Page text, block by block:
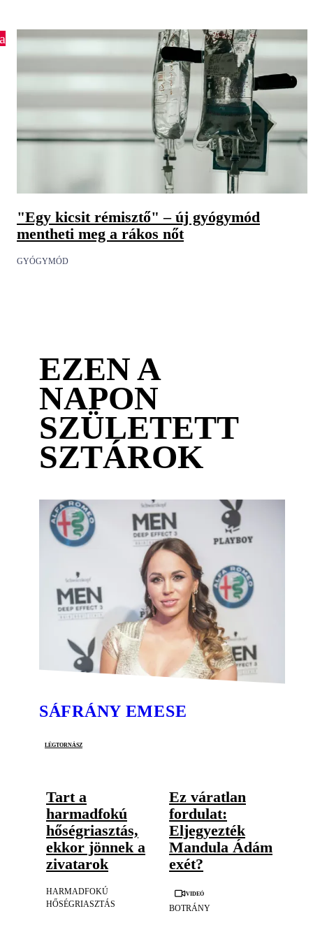
"Egy kicsit rémisztő" – új gyógymód
mentheti meg a rákos nőt
GYÓGYMÓD
EZEN A
NAPON
SZÜLETETT
SZTÁROK
SÁFRÁNY EMESE
légtornász
Tart a
harmadfokú
hőségriasztás,
ekkor jönnek a
zivatarok
HARMADFOKÚ
HŐSÉGRIASZTÁS
Ez váratlan
fordulat:
Eljegyezték
Mandula Ádám
exét?
Videó
BOTRÁNY